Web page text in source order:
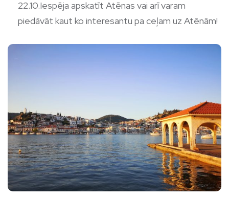
22.10.Iespēja apskatīt Atēnas vai arī varam
piedāvāt kaut ko interesantu pa ceļam uz Atēnām!